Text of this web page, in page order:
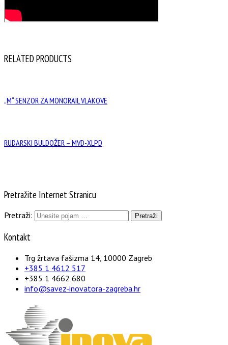
RELATED PRODUCTS
„M“ SENZOR ZA MONORAIL VLAKOVE
RUDARSKI BULDOŽER – MVD-XLPD
Pretražite Internet Stranicu
Pretraži:
Kontakt
Trg žrtava fašizma 14, 10000 Zagreb
+385 1 4612 517
+385 1 4662 680
info@savez-inovatora-zagreba.hr